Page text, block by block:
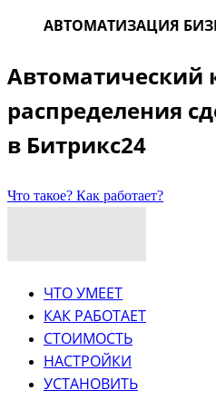
АВТОМАТИЗАЦИЯ
Автоматический
распределения
в Битрикс24
Что такое? Как работает?
ЧТО УМЕЕТ
КАК РАБОТАЕТ
СТОИМОСТЬ
НАСТРОЙКИ
УСТАНОВИТЬ